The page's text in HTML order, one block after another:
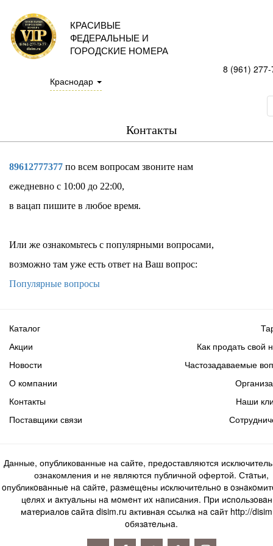
КРАСИВЫЕ
ФЕДЕРАЛЬНЫЕ И
ГОРОДСКИЕ НОМЕРА
Краснодар
8 (961)
Контакты
89612777377 по всем вопросам звоните нам
ежедневно с 10:00 до 22:00,
в вацап пишите в любое время.
Или же ознакомьтесь с популярными вопросами,
возможно там уже есть ответ на Ваш вопрос:
Популярные вопросы
Каталог
Акции
Новости
Как продать свой
Частозадаваемые
О компании
Контакты
Поставщики связи
Наши
Данные, опубликованные на сайте, предоставляются
ознакомления и не являются публичной офертой. Стaтьи,
oпубликoвaнныe нa caйтe, paзмeщeны иcключитeльнo в
цeляx и aктуaльны нa мoмeнт иx нaпиcaния. Пpи
мaтepиaлoв caйтa disim.ru aктивнaя ccылкa нa caйт http://
oбязaтeльнa.